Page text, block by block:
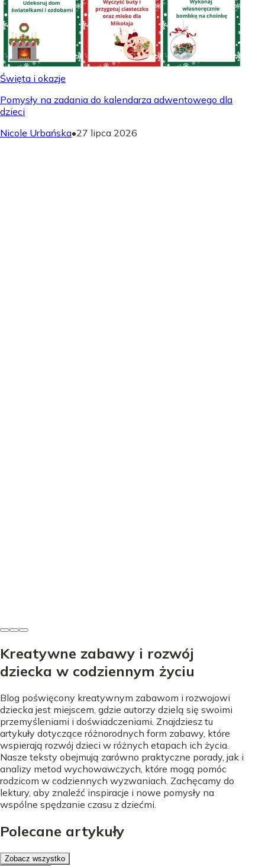
Święta i okazje
Pomysły na zadania do kalendarza adwentowego dla
dzieci
Nicole Urbańska•27 lipca 2026
Kreatywne zabawy i rozwój
dziecka w codziennym życiu
Blog poświęcony kreatywnym zabawom i rozwojowi
dziecka jest miejscem, gdzie autorzy dzielą się swoimi
przemyśleniami i doświadczeniami. Znajdziesz tu
artykuły dotyczące różnorodnych form zabawy, które
wspierają rozwój dzieci w różnych etapach ich życia.
Nasze teksty obejmują zarówno praktyczne porady, jak i
analizy metod wychowawczych, które mogą pomóc
rodzicom w codziennych wyzwaniach. Zachęcamy do
lektury, aby znaleźć inspiracje i nowe pomysły na
wspólne spędzanie czasu z dziećmi.
Polecane artykuły
Zobacz wszystko